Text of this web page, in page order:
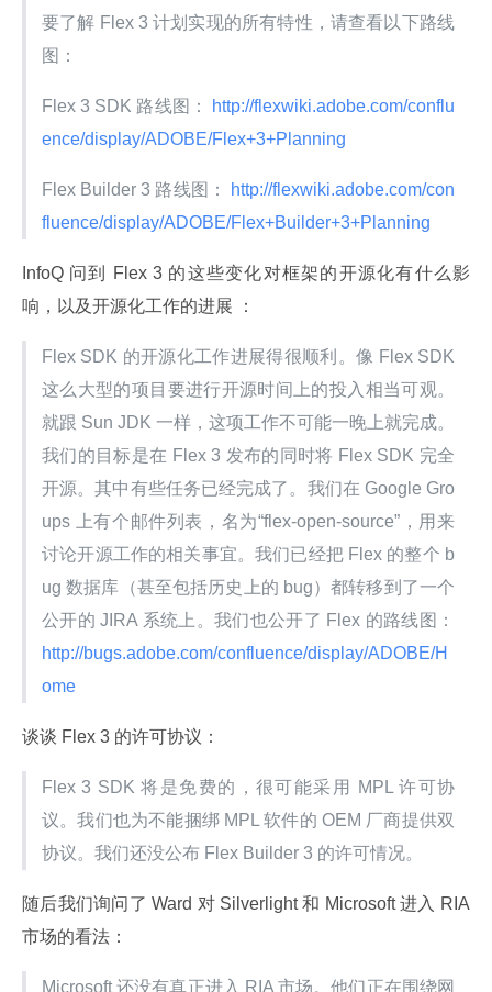
要了解 Flex 3 计划实现的所有特性，请查看以下路线
图：
Flex 3 SDK 路线图：
http://flexwiki.adobe.com/conflu
ence/display/ADOBE/Flex+3+Planning
Flex Builder 3 路线图：
http://flexwiki.adobe.com/con
fluence/display/ADOBE/Flex+Builder+3+Planning
InfoQ 问到 Flex 3 的这些变化对框架的开源化有什么影
响，以及开源化工作的进展 ：
Flex SDK 的开源化工作进展得很顺利。像 Flex SDK
这么大型的项目要进行开源时间上的投入相当可观。
就跟 Sun JDK 一样，这项工作不可能一晚上就完成。
我们的目标是在 Flex 3 发布的同时将 Flex SDK 完全
开源。其中有些任务已经完成了。我们在 Google Gro
ups 上有个邮件列表，名为“flex-open-source”，用来
讨论开源工作的相关事宜。我们已经把 Flex 的整个 b
ug 数据库（甚至包括历史上的 bug）都转移到了一个
公开的 JIRA 系统上。我们也公开了 Flex 的路线图：
http://bugs.adobe.com/confluence/display/ADOBE/H
ome
谈谈 Flex 3 的许可协议：
Flex 3 SDK 将是免费的，很可能采用 MPL 许可协
议。我们也为不能捆绑 MPL 软件的 OEM 厂商提供双
协议。我们还没公布 Flex Builder 3 的许可情况。
随后我们询问了 Ward 对 Silverlight 和 Microsoft 进入 RIA
市场的看法：
Microsoft 还没有真正进入 RIA 市场。他们正在围绕网